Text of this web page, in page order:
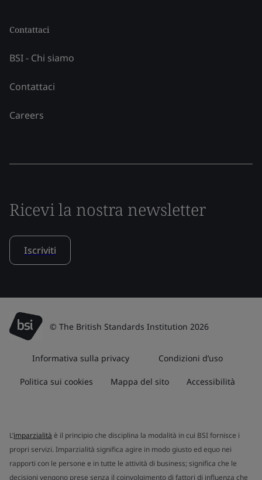
Contattaci
BSI - Chi siamo
Contattaci
Careers
Ricevi la nostra newsletter
Iscriviti
© The British Standards Institution 2026
Informativa sulla privacy Condizioni d’uso
Politica sui cookies Mappa del sito Accessibilità
L’imparzialità è il principio che disciplina la modalità in cui BSI fornisce i
propri servizi. Imparzialità significa agire in modo giusto ed equo nei
rapporti con le persone e in tutte le attività di business; significa che le
decisioni vengono prese senza il coinvolgimento di fattori di influenza che